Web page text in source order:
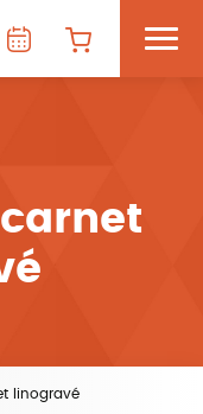
linogravé